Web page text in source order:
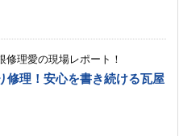
修理愛の現場レポート！
修理！安心を書き続ける瓦屋